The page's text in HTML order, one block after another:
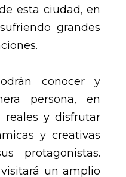
esta ciudad, en
grandes
conocer y
persona, en
reales y disfrutar
y creativas
protagonistas.
un amplio